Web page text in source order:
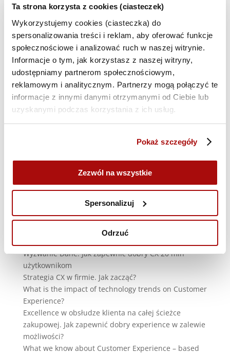
Ta strona korzysta z cookies (ciasteczek)
Wykorzystujemy cookies (ciasteczka) do
spersonalizowania treści i reklam, aby oferować funkcje
społecznościowe i analizować ruch w naszej witrynie.
Informacje o tym, jak korzystasz z naszej witryny,
udostępniamy partnerom społecznościowym,
reklamowym i analitycznym. Partnerzy mogą połączyć te
informacje z innymi danymi otrzymanymi od Ciebie lub
uzyskanymi podczas korzystania z ich usług.
Pokaż szczegóły
Zezwól na wszystkie
Spersonalizuj
Odrzuć
z którymi mierzy się doświadczenie klienta w
obszarach:
biznesu
strategii customer experience
marki
komunikacji reklamowej
customer journey
Planujemy 10-12 wystąpień, ponad 4 godziny w 3
blokach. Listę naszych prelegentów już możesz
Kreatywność i emocje – paliwo rakietowe wzrostu w
rzeczywistości kształtowanej algorytmami sztucznej
Jak dziś mierzymy Consumer Experience? W
poszukiwaniu uniwersalnej miary opisującej
doświadczenie konsumenta z marką
Czy „szybko i bez problemu” to na pewno dobrze? O
zapomnianym elemencie customer experience –
Wyzwanie Dane: Jak zapewnić dobry CX 20 mln
użytkownikom
Strategia CX w firmie. Jak zacząć?
What is the impact of technology trends on Customer
Experience?
Excellence w obsłudze klienta na całej ścieżce
zakupowej. Jak zapewnić dobry experience w zalewie
możliwości?
What we know about Customer Experience – based